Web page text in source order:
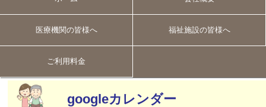
医療機関の皆様へ 福祉施設の皆様へ
ご利用料金
googleカレンダー